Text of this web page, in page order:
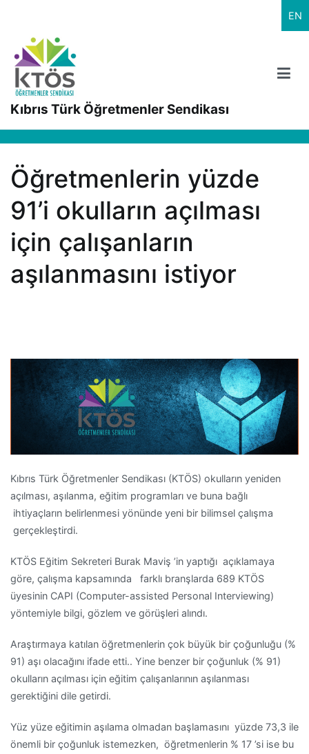
EN
Kıbrıs Türk Öğretmenler Sendikası
Öğretmenlerin yüzde
91’i okulların açılması
için çalışanların
aşılanmasını istiyor
Kıbrıs Türk Öğretmenler Sendikası (KTÖS) okulların yeniden
açılması, aşılanma, eğitim programları ve buna bağlı
ihtiyaçların belirlenmesi yönünde yeni bir bilimsel çalışma
gerçekleştirdi.
KTÖS Eğitim Sekreteri Burak Maviş ’in yaptığı açıklamaya
göre, çalışma kapsamında farklı branşlarda 689 KTÖS
üyesinin CAPI (Computer-assisted Personal Interviewing)
yöntemiyle bilgi, gözlem ve görüşleri alındı.
Araştırmaya katılan öğretmenlerin çok büyük bir çoğunluğu (%
91) aşı olacağını ifade etti.. Yine benzer bir çoğunluk (% 91)
okulların açılması için eğitim çalışanlarının aşılanması
gerektiğini dile getirdi.
Yüz yüze eğitimin aşılama olmadan başlamasını yüzde 73,3 ile
önemli bir çoğunluk istemezken, öğretmenlerin % 17 ’si ise bu